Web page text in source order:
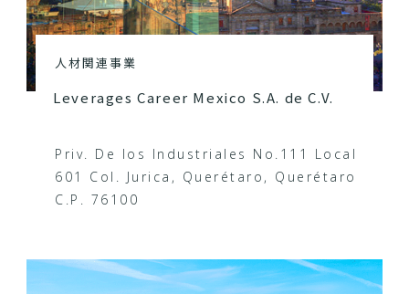
人材関連事業
Leverages Career Mexico S.A. de C.V.
Priv. De los Industriales No.111 Local
601 Col. Jurica, Querétaro, Querétaro
C.P. 76100